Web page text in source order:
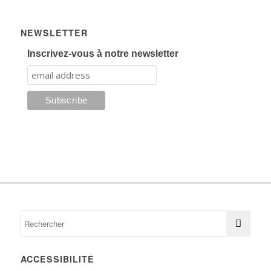
NEWSLETTER
Inscrivez-vous à notre newsletter
ACCESSIBILITÉ